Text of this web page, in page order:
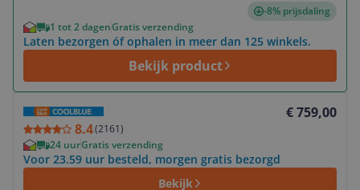
-8% prijsdaling
1 tot 2 dagenGratis verzending
Laten bezorgen óf ophalen in meer dan 125 winkels.
Bekijk product
8.4(2161)
€ 759,00
24 uurGratis verzending
Voor 23.59 uur besteld, morgen gratis bezorgd
Bekijk